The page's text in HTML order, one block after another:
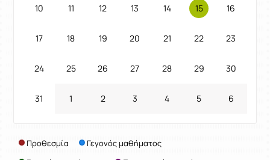
10 11 12 13 14 15 16
17 18 19 20 21 22 23
24 25 26 27 28 29 30
31 1 2 3 4 5 6
Προθεσμία
Γεγονός μαθήματος